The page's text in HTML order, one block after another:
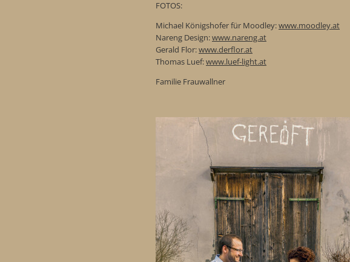
FOTOS:
Michael Königshofer für Moodley:www.moodley.at
Nareng Design:www.nareng.at
Gerald Flor:www.derflor.at
Thomas Luef:www.luef-light.at
Familie Frauwallner